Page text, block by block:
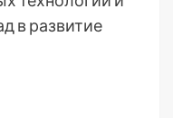
в развитие